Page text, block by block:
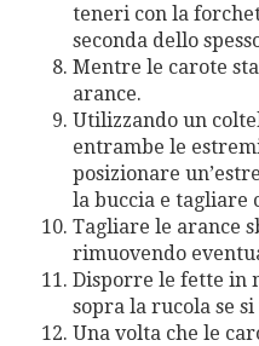
teneri con la
seconda dello
Mentre le carote
arance.
Utilizzando un
entrambe le
posizionare
la buccia e tagliare
Tagliare le arance
rimuovendo
Disporre le fette in
sopra la rucola se
Una volta che le